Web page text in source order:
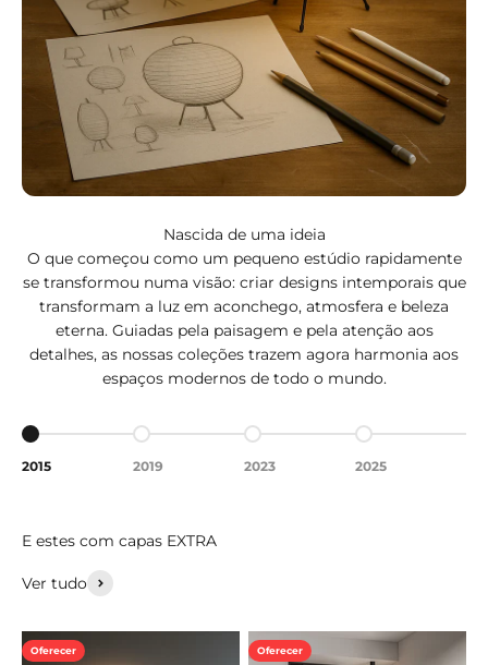
Nascida de uma ideia
O que começou como um pequeno estúdio rapidamente
se transformou numa visão: criar designs intemporais que
transformam a luz em aconchego, atmosfera e beleza
eterna. Guiadas pela paisagem e pela atenção aos
detalhes, as nossas coleções trazem agora harmonia aos
espaços modernos de todo o mundo.
Aceder ao artigo 1
2015
Aceder ao artigo 2
2019
Aceder ao artigo 3
2023
Aceder ao artigo
2025
Ver tudo
Oferecer Oferecer